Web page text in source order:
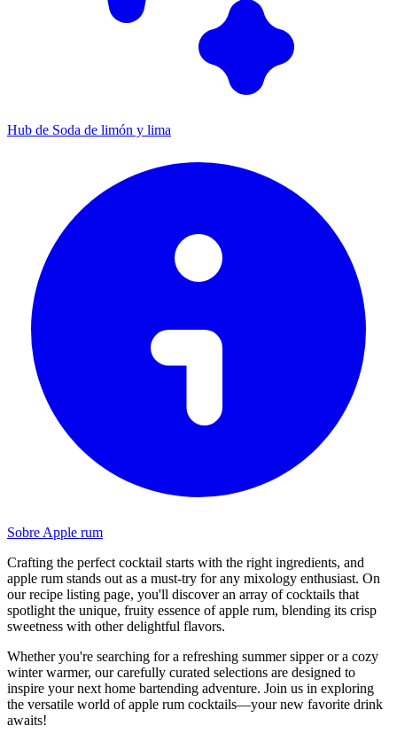
Hub de Soda de limón y lima
Sobre Apple rum
Crafting the perfect cocktail starts with the right ingredients, and
apple rum stands out as a must-try for any mixology enthusiast. On
our recipe listing page, you'll discover an array of cocktails that
spotlight the unique, fruity essence of apple rum, blending its crisp
sweetness with other delightful flavors.
Whether you're searching for a refreshing summer sipper or a cozy
winter warmer, our carefully curated selections are designed to
inspire your next home bartending adventure. Join us in exploring
the versatile world of apple rum cocktails—your new favorite drink
awaits!